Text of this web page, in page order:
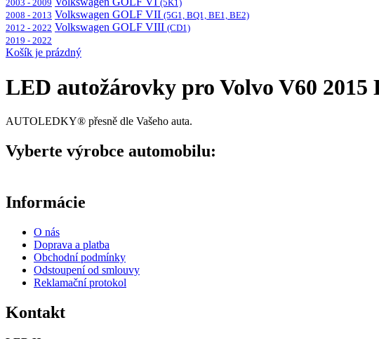
2003 - 2009
(5K1)
2008 - 2013 Volkswagen GOLF VII (5G1, BQ1, BE1, BE2)
2012 - 2022 Volkswagen GOLF VIII (CD1)
2019 - 2022
Košík je prázdný
LED autožárovky pro Volvo V60 2015
AUTOLEDKY® přesně dle Vašeho auta.
Vyberte výrobce automobilu:
Informácie
O nás
Doprava a platba
Obchodní podmínky
Odstoupení od smlouvy
Reklamační protokol
Kontakt